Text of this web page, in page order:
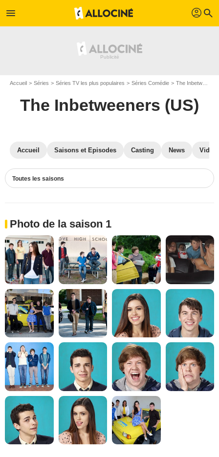
menu profil search
Accueil Séries Séries TV les plus populaires Séries Comédie The Inbetweeners (US)
The Inbetweeners (US)
Accueil Saisons et Episodes Casting News
Toutes les saisons
Photo de la saison 1